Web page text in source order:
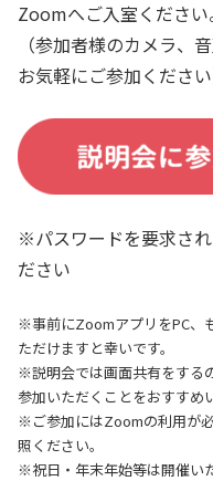
Zoomへご入室ください
（参加者様のカメラ、
お気軽にご参加ください
※パスワードを要求され
ださい
※事前にZoomアプリをPC、
ただけますと幸いです。
※説明会では画面共有をする
参加いただくことをおすすめ
※ご参加にはZoomの利用が
照ください。
※祝日・年末年始等は開催い